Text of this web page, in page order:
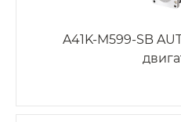
A41K-M599-SB